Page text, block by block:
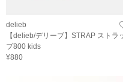
delieb
【delieb/デリーブ】STRAP ストラ
プ800 kids
¥880